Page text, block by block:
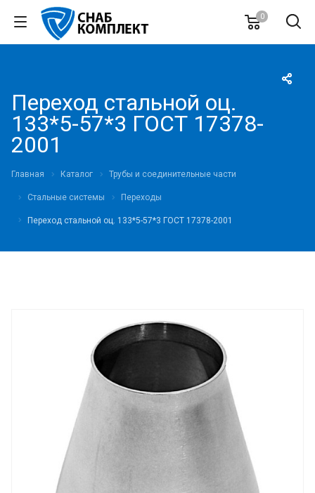
0
Переход стальной оц.
133*5-57*3 ГОСТ 17378-
2001
Главная Каталог Трубы и соединительные части
Стальные системы Переходы
Переход стальной оц. 133*5-57*3 ГОСТ 17378-2001